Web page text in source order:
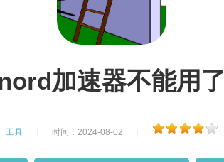
加速器不能用了
工具 时间：2024-08-02